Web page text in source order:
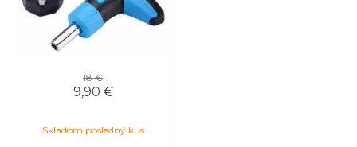
18 €
9,90 €
Skladom posledný kus